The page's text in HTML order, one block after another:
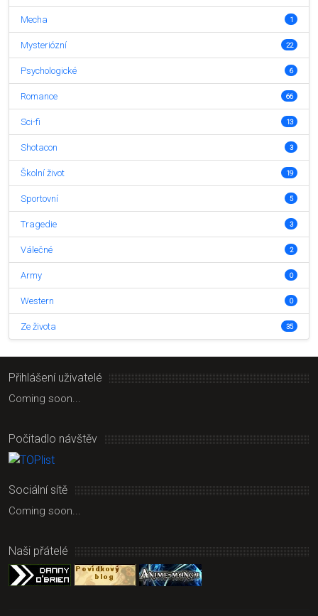
Mecha 1
Mysteriózní 22
Psychologické 6
Romance 66
Sci-fi 13
Shotacon 3
Školní život 19
Sportovní 5
Tragedie 3
Válečné 2
Army 0
Western 0
Ze života 35
Přihlášení uživatelé
Coming soon...
Počitadlo návštěv
Sociální sítě
Coming soon...
Naši přátelé